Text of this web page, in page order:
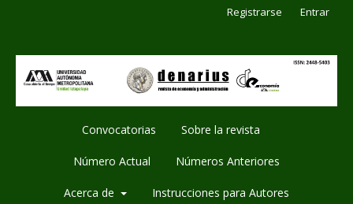
Convocatorias Sobre la revista
Número Actual Números Anteriores
Acerca de Instrucciones para Autores
Registrarse Entrar